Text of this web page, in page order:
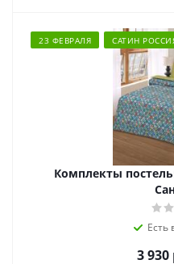
23 ФЕВРАЛЯ САТИН
Комплекты
Есть
3 930